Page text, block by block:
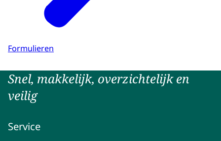
Formulieren
Snel, makkelijk, overzichtelijk en
veilig
Service